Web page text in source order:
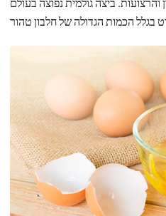
ביצה גולמית נפוצה בעולם